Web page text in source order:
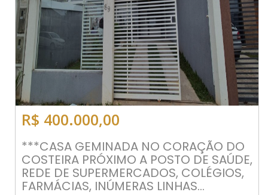
R$ 400.000,00
***CASA GEMINADA NO CORAÇÃO DO
COSTEIRA PRÓXIMO A POSTO DE SAÚDE,
REDE DE SUPERMERCADOS, COLÉGIOS,
FARMÁCIAS, INÚMERAS LINHAS...